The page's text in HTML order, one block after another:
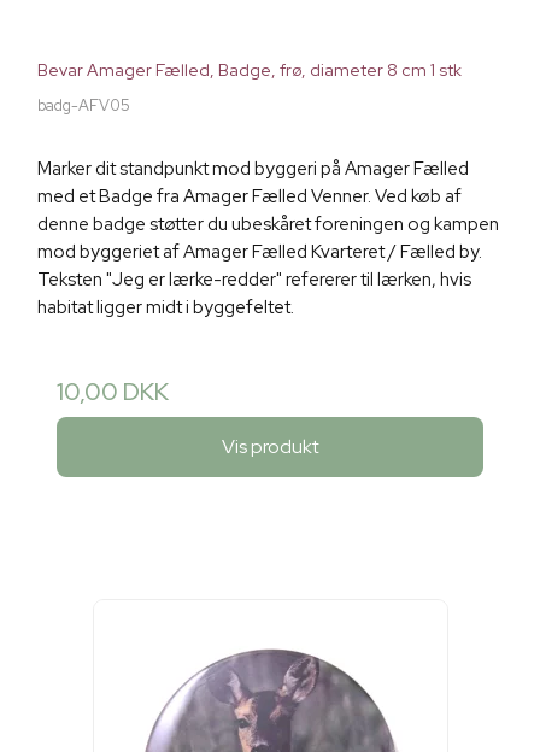
Bevar Amager Fælled, Badge, frø, diameter 8 cm 1 stk
badg-AFV05
Marker dit standpunkt mod byggeri på Amager Fælled
med et Badge fra Amager Fælled Venner. Ved køb af
denne badge støtter du ubeskåret foreningen og kampen
mod byggeriet af Amager Fælled Kvarteret / Fælled by.
Teksten "Jeg er lærke-redder" refererer til lærken, hvis
habitat ligger midt i byggefeltet.
10,00 DKK
Vis produkt